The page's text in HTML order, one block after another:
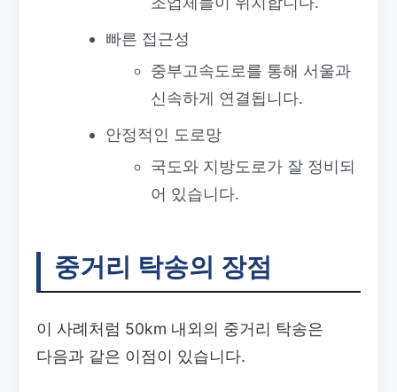
빠른 접근성
중부고속도로를 통해 서울과
신속하게 연결됩니다.
안정적인 도로망
국도와 지방도로가 잘 정비되
어 있습니다.
중거리 탁송의 장점
이 사례처럼 50km 내외의 중거리 탁송은
다음과 같은 이점이 있습니다.